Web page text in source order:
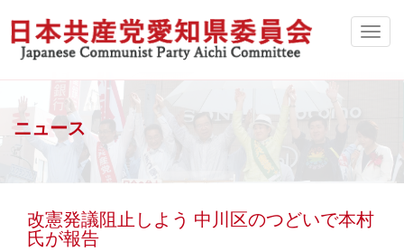
ニュース
改憲発議阻止しよう 中川区のつどいで本村
氏が報告